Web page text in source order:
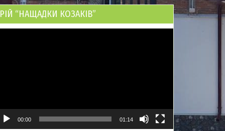
РІЙ “НАЩАДКИ КОЗАКІВ”
00:00 01:14